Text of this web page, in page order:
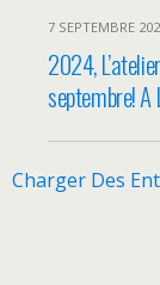
7 SEPTEMBRE
2024,
septembre! A
Charger Des